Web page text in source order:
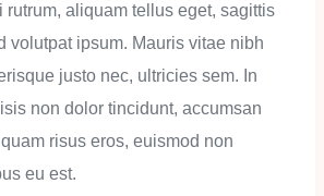
rutrum, aliquam tellus eget, sagittis
volutpat ipsum. Mauris vitae nibh
justo nec, ultricies sem. In
non dolor tincidunt, accumsan
risus eros, euismod non
eu est.